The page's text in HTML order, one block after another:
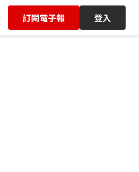
訂閱電子報 登入